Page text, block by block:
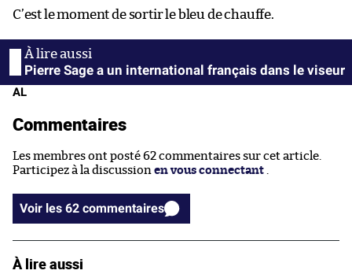
C’est le moment de sortir le bleu de chauffe.
Pierre Sage a un international français dans le viseur
AL
Commentaires
Les membres ont posté 62 commentaires sur cet article.
Participez à la discussion en vous connectant
Voir les 62 commentaires
À lire aussi